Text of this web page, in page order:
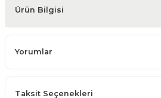
Ürün Bilgisi
Yorumlar
Taksit Seçenekleri